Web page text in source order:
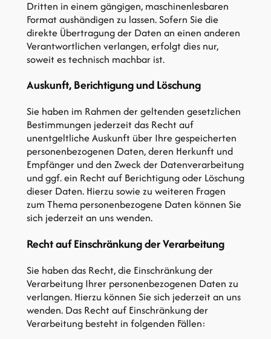
Dritten in einem gängigen, maschinenlesbaren
Format aushändigen zu lassen. Sofern Sie die
direkte Übertragung der Daten an einen anderen
Verantwortlichen verlangen, erfolgt dies nur,
soweit es technisch machbar ist.
Auskunft, Berichtigung und Löschung
Sie haben im Rahmen der geltenden gesetzlichen
Bestimmungen jederzeit das Recht auf
unentgeltliche Auskunft über Ihre gespeicherten
personenbezogenen Daten, deren Herkunft und
Empfänger und den Zweck der Datenverarbeitung
und ggf. ein Recht auf Berichtigung oder Löschung
dieser Daten. Hierzu sowie zu weiteren Fragen
zum Thema personenbezogene Daten können Sie
sich jederzeit an uns wenden.
Recht auf Einschränkung der Verarbeitung
Sie haben das Recht, die Einschränkung der
Verarbeitung Ihrer personenbezogenen Daten zu
verlangen. Hierzu können Sie sich jederzeit an uns
wenden. Das Recht auf Einschränkung der
Verarbeitung besteht in folgenden Fällen: